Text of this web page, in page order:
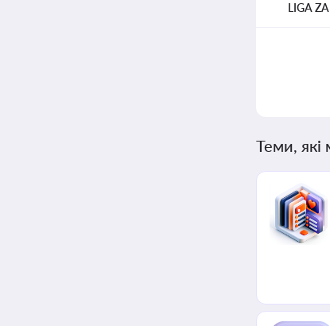
LIGA
Теми, які